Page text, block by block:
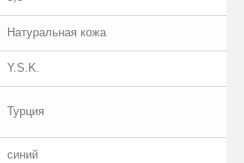
Натуральная кожа
Y.S.K.
Турция
синий